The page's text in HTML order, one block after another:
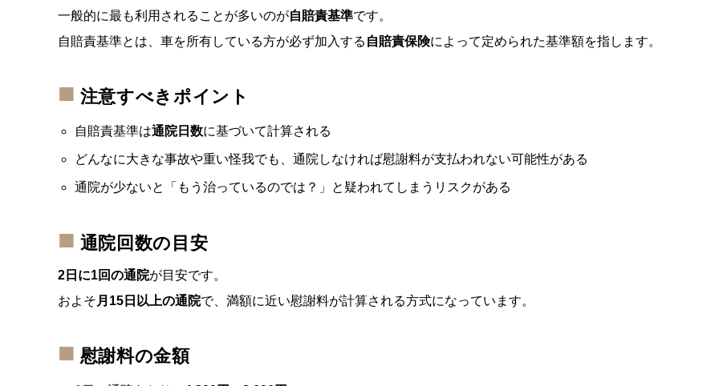
一般的に最も利用されることが多いのが自賠責基準です。
自賠責基準とは、車を所有している方が必ず加入する 自賠責保険によって定められた基準額を指します。
注意すべきポイント
自賠責基準は通院日数に基づいて計算される
どんなに大きな事故や重い怪我でも、通院しなければ慰謝料が支払われない可能性がある
通院が少ないと「もう治っているのでは？」と疑われてしまうリスクがある
通院回数の目安
2日に1回の通院が目安です。
およそ 月15日以上の通院で、満額に近い慰謝料が計算される方式になっています。
慰謝料の金額